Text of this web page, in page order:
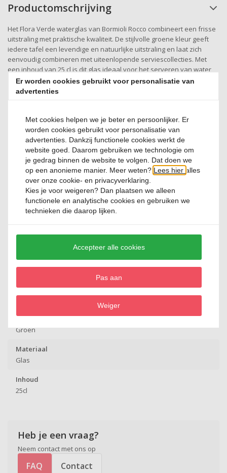
Heb je een vraag?
Neem contact met ons op
FAQ Contact
Productomschrijving
Het Flora Verde waterglas van Bormioli Rocco combineert een frisse
uitstraling met praktische kwaliteit. De stijlvolle groene kleur geeft
iedere tafel een levendige en natuurlijke uitstraling en laat zich
eenvoudig combineren met uiteenlopende serviescollecties. Met
een inhoud van 25 cl is dit glas ideaal voor het serveren van water,
frisdrank, sap of andere koude dranken. Dankzij het stevige glas is
het bestand tegen intensief dagelijks gebruik en daarmee een
het regelmatig wordt gebruikt. Of je nu een informele lunch, een
uitgebreid diner of een feestelijke gelegenheid organiseert, het
Flora Verde waterglas voegt een stijlvol accent toe aan iedere tafel.
Combineer het met andere glazen uit de Flora-collectie voor een
sfeervol en kleurrijk geheel.
Productspecificatie
384420-V42
Merk
Bormioli Rocco
Lijn
Flora Verde
Kleur
Groen
Materiaal
Glas
Inhoud
25cl
Er worden cookies gebruikt voor personalisatie van
advertenties
Met cookies helpen we je beter en persoonlijker. Er
worden cookies gebruikt voor personalisatie van
advertenties. Dankzij functionele cookies werkt de
website goed. Daarom gebruiken we technologie om
je gedrag binnen de website te volgen. Dat doen we
op een anonieme manier. Meer weten?Lees hieralles
over onze cookie- en privacyverklaring.
Kies je voorweigeren? Dan plaatsen we alleen
functionele en analytische cookies en gebruiken we
technieken die daarop lijken.
Accepteer alle cookies
Pas aan
Weiger